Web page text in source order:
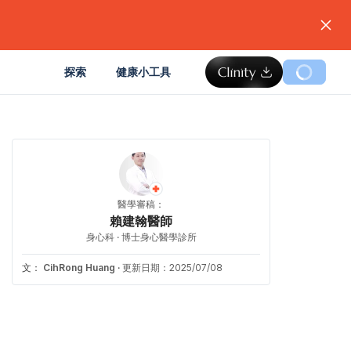
探索 健康小工具
醫學審稿：
賴建翰醫師
身心科 · 博士身心醫學診所
文： CihRong Huang · 更新日期：2025/07/08